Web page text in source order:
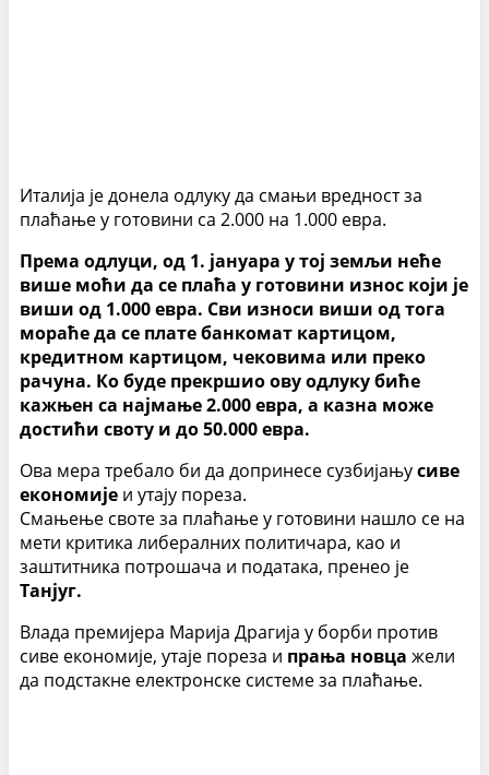
Италија је донела одлуку да смањи вредност за
плаћање у готовини са 2.000 на 1.000 евра.
Према одлуци, од 1. јануара у тој земљи неће
више моћи да се плаћа у готовини износ који је
виши од 1.000 евра. Сви износи виши од тога
мораће да се плате банкомат картицом,
кредитном картицом, чековима или преко
рачуна. Ко буде прекршио ову одлуку биће
кажњен са најмање 2.000 евра, а казна може
достићи своту и до 50.000 евра.
Ова мера требало би да допринесе сузбијањусиве
економије и утају пореза.
Смањење своте за плаћање у готовини нашло се на
мети критика либералних политичара, као и
заштитника потрошача и података, пренео је
Танјуг.
Влада премијера Марија Драгија у борби против
сиве економије, утаје пореза и прања новца жели
да подстакне електронске системе за плаћање.